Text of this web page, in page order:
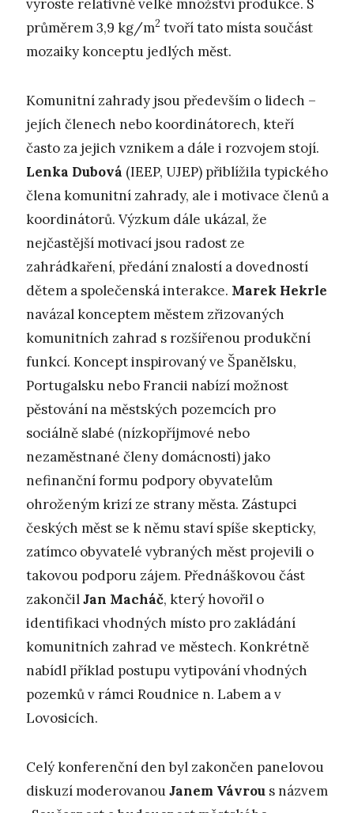
vyroste relativně velké množství produkce. S
průměrem 3,9 kg/m2 tvoří tato místa součást
mozaiky konceptu jedlých měst.
Komunitní zahrady jsou především o lidech –
jejích členech nebo koordinátorech, kteří
často za jejich vznikem a dále i rozvojem stojí.
Lenka Dubová (IEEP, UJEP) přiblížila typického
člena komunitní zahrady, ale i motivace členů a
koordinátorů. Výzkum dále ukázal, že
nejčastější motivací jsou radost ze
zahrádkaření, předání znalostí a dovedností
dětem a společenská interakce. Marek Hekrle
navázal konceptem městem zřizovaných
komunitních zahrad s rozšířenou produkční
funkcí. Koncept inspirovaný ve Španělsku,
Portugalsku nebo Francii nabízí možnost
pěstování na městských pozemcích pro
sociálně slabé (nízkopříjmové nebo
nezaměstnané členy domácnosti) jako
nefinanční formu podpory obyvatelům
ohroženým krizí ze strany města. Zástupci
českých měst se k němu staví spíše skepticky,
zatímco obyvatelé vybraných měst projevili o
takovou podporu zájem. Přednáškovou část
zakončilJan Macháč, který hovořil o
identifikaci vhodných místo pro zakládání
komunitních zahrad ve městech. Konkrétně
nabídl příklad postupu vytipování vhodných
pozemků v rámci Roudnice n. Labem a v
Lovosicích.
Celý konferenční den byl zakončen panelovou
diskuzí moderovanouJanem Vávrou s názvem